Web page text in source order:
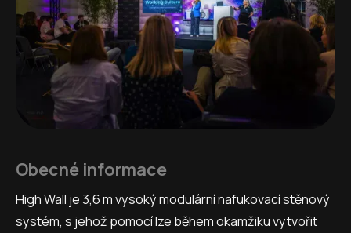
Obecné informace
High Wall je 3,6 m vysoký modulární nafukovací stěnový
systém, s jehož pomocí lze během okamžiku vytvořit